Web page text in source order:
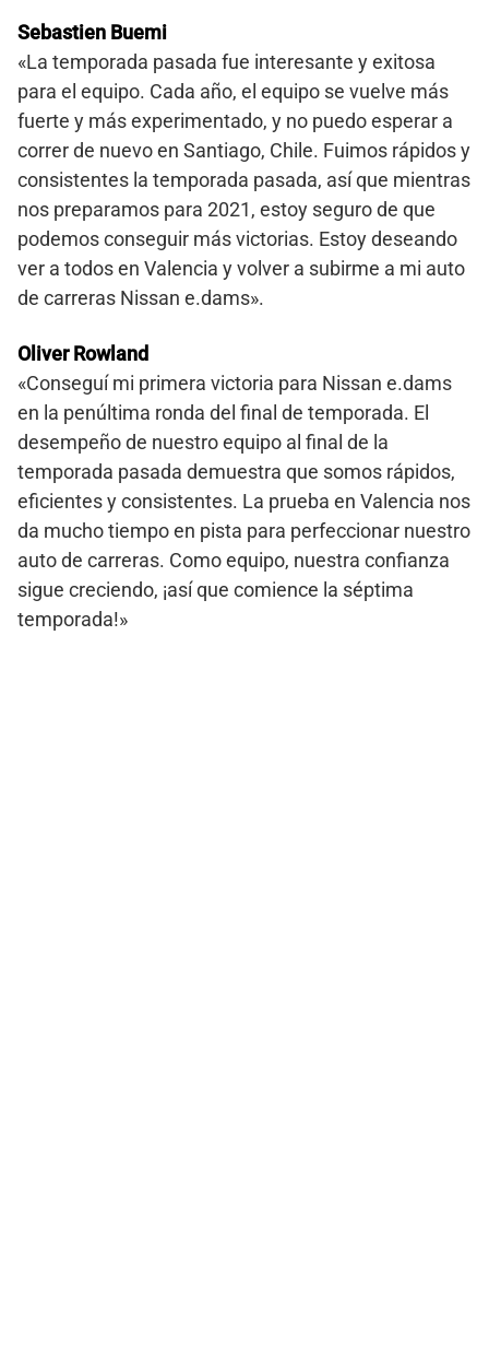
Sebastien Buemi
«La temporada pasada fue interesante y exitosa
para el equipo. Cada año, el equipo se vuelve más
fuerte y más experimentado, y no puedo esperar a
correr de nuevo en Santiago, Chile. Fuimos rápidos y
consistentes la temporada pasada, así que mientras
nos preparamos para 2021, estoy seguro de que
podemos conseguir más victorias. Estoy deseando
ver a todos en Valencia y volver a subirme a mi auto
de carreras Nissan e.dams».
Oliver Rowland
«Conseguí mi primera victoria para Nissan e.dams
en la penúltima ronda del final de temporada. El
desempeño de nuestro equipo al final de la
temporada pasada demuestra que somos rápidos,
eficientes y consistentes. La prueba en Valencia nos
da mucho tiempo en pista para perfeccionar nuestro
auto de carreras. Como equipo, nuestra confianza
sigue creciendo, ¡así que comience la séptima
temporada!»